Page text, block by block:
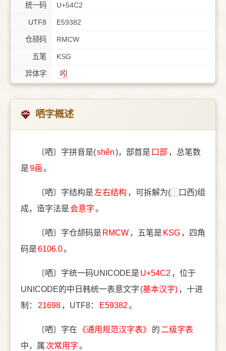
统一码 U+54C2
UTF8 E59382
仓颉码 RMCW
五笔 KSG
异体字 吲
哂字概述
〔哂〕字拼音是(shěn)，部首是 ⼝部 ，总笔数
是9画。
〔哂〕字结构是 左右结构 ，可拆解为(⿰口西)组
成，造字法是 会意字。
〔哂〕字仓颉码是 RMCW ，五笔是 KSG ，四角
码是6106.0。
〔哂〕字统一码UNICODE是 U+54C2 ，位于
UNICODE的中日韩统一表意文字 (基本汉字) ，十进
制：
21698 ，UTF8： E59382。
〔哂〕字在 《通用规范汉字表》 的 二级字表
中，属 次常用字。